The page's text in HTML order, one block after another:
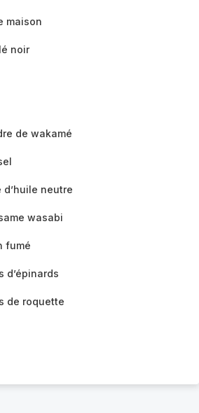
maison
noir
de wakamé
d’huile neutre
wasabi
fumé
d’épinards
de roquette